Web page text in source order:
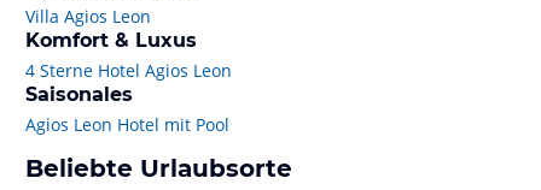
Villa Agios Leon
Komfort & Luxus
4 Sterne Hotel Agios Leon
Saisonales
Agios Leon Hotel mit Pool
Beliebte Urlaubsorte